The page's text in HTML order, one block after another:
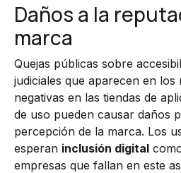
Daños a la
marca
Quejas públicas sobre
judiciales que aparecen en los
negativas en las tiendas de
de uso pueden causar daños
percepción de la marca. Los
esperan inclusión digital
empresas que fallan en este